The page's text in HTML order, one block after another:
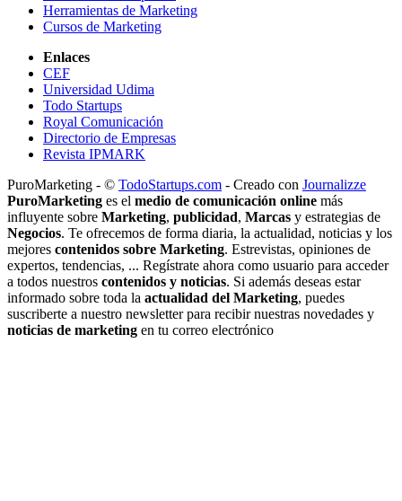
Herramientas de Marketing
Cursos de Marketing
Enlaces
CEF
Universidad Udima
Todo Startups
Royal Comunicación
Directorio de Empresas
Revista IPMARK
PuroMarketing - © TodoStartups.com - Creado con Journalizze
PuroMarketing es el medio de comunicación online más
influyente sobre Marketing, publicidad, Marcas y estrategias de
Negocios. Te ofrecemos de forma diaria, la actualidad, noticias y los
mejores contenidos sobre Marketing. Estrevistas, opiniones de
expertos, tendencias, ... Regístrate ahora como usuario para acceder
a todos nuestros contenidos y noticias. Si además deseas estar
informado sobre toda la actualidad del Marketing, puedes
suscriberte a nuestro newsletter para recibir nuestras novedades y
noticias de marketing en tu correo electrónico